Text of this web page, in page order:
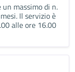
massimo di n.
Il servizio è
alle ore 16.00